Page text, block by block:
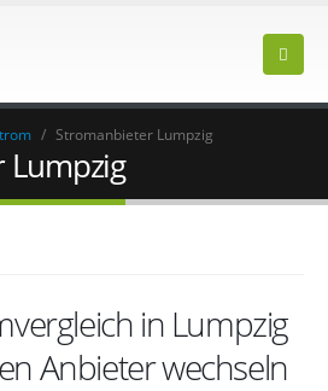
/ Stromanbieter Lumpzig
Lumpzig
in Lumpzig
Anbieter wechseln